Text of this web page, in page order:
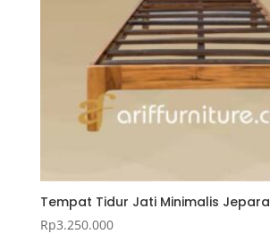
Tempat Tidur Jati Minimalis Jepara
Rp3.250.000